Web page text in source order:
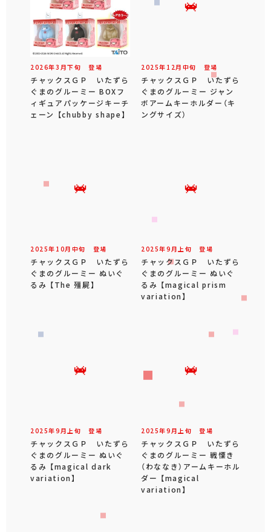
2026年3 月下旬 登場
チャックスＧＰ いたずら
ぐまのグルーミー BOXフ
ィギュアパッケージキーチ
ェーン 【chubby shape】
2025年 12 月 中旬 登場
チャックスＧＰ いたずら
ぐまのグルーミー ジャン
ボアームキーホルダー（キ
ングサイズ）
2025年 10月 中旬 登場
チャックスＧＰ いたずら
ぐまのグルーミー ぬいぐ
るみ 【The 殭屍】
2025年9 月 上旬 登場
チャックスＧＰ いたずら
ぐまのグルーミー ぬいぐ
るみ 【magical prism
variation】
2025年9 月 上旬 登場
チャックスＧＰ いたずら
ぐまのグルーミー ぬいぐ
るみ 【magical dark
variation】
2025年9 月 上旬 登場
チャックスＧＰ いたずら
ぐまのグルーミー 戦慄き
（わななき）アームキーホル
ダー 【magical
variation】